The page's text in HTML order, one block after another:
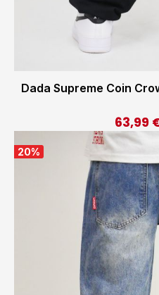
Dada Supreme Coin
63,99
20%